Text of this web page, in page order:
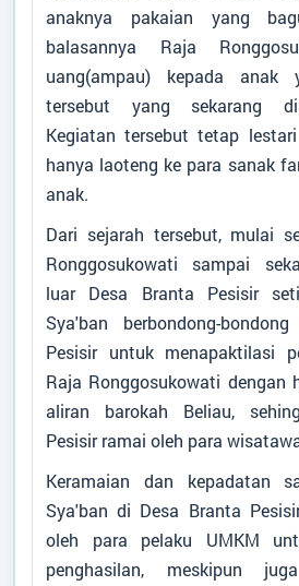
Desa :
Kabupaten
:
Provinsi
:
Kode Desa
:
087850628816
Titik Lokasi
anaknya pakaian yang
balasannya Raja
uang(ampau) kepada anak
tersebut yang sekarang
Kegiatan tersebut tetap
hanya laoteng ke para sanak
anak.
Dari sejarah tersebut, mulai
Ronggosukowati sampai
luar Desa Branta Pesisir
Sya'ban berbondong-
Pesisir untuk menapaktilasi
Raja Ronggosukowati dengan
aliran barokah Beliau,
Pesisir ramai oleh para
Keramaian dan kepadatan
Sya'ban di Desa Branta
oleh para pelaku UMKM
penghasilan, meskipun